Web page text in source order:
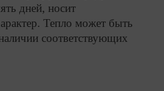
дней, носит
Тепло может быть
соответствующих